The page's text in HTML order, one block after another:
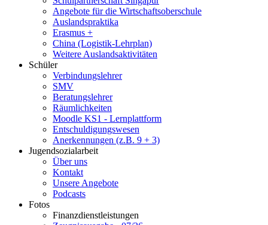
Angebote für die Wirtschaftsoberschule
Auslandspraktika
Erasmus +
China (Logistik-Lehrplan)
Weitere Auslandsaktivitäten
Schüler
Verbindungslehrer
SMV
Beratungslehrer
Räumlichkeiten
Moodle KS1 - Lernplattform
Entschuldigungswesen
Anerkennungen (z.B. 9 + 3)
Jugendsozialarbeit
Über uns
Kontakt
Unsere Angebote
Podcasts
Fotos
Finanzdienstleistungen